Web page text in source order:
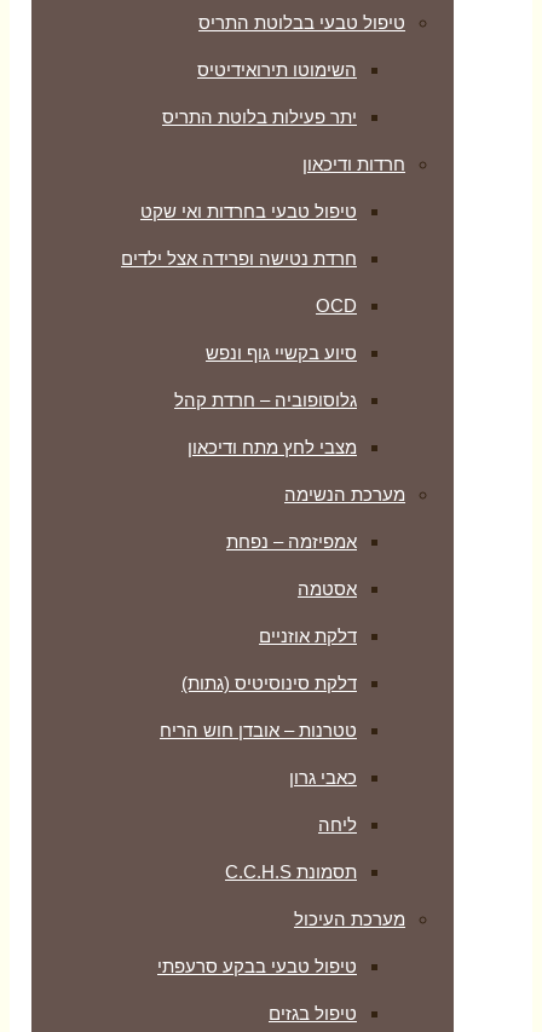
טיפול טבעי בבלוטת התריס
השימוטו תירואידיטיס
יתר פעילות בלוטת התריס
חרדות ודיכאון
טיפול טבעי בחרדות ואי שקט
חרדת נטישה ופרידה אצל ילדים
OCD
סיוע בקשיי גוף ונפש
גלוסופוביה – חרדת קהל
מצבי לחץ מתח ודיכאון
מערכת הנשימה
אמפיזמה – נפחת
אסטמה
דלקת אוזניים
דלקת סינוסיטיס (גתות)
טטרנות – אובדן חוש הריח
כאבי גרון
ליחה
תסמונת C.C.H.S
מערכת העיכול
טיפול טבעי בבקע סרעפתי
טיפול בגזים